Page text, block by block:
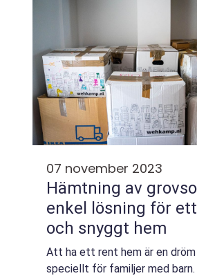
07 november 2023
Hämtning av
enkel lösning för
och snyggt hem
Att ha ett rent hem är en dröm
speciellt för familjer med barn.